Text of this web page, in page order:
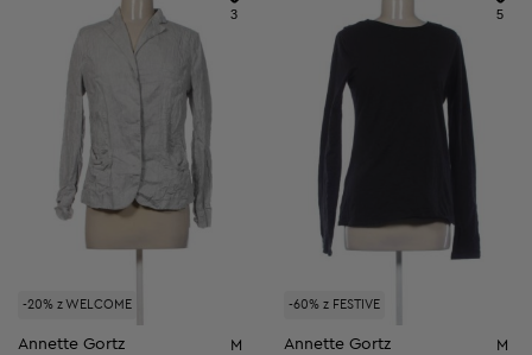
-20% z WELCOME
3
Annette Gortz M
-60% z FESTIVE
5
Annette Gortz M